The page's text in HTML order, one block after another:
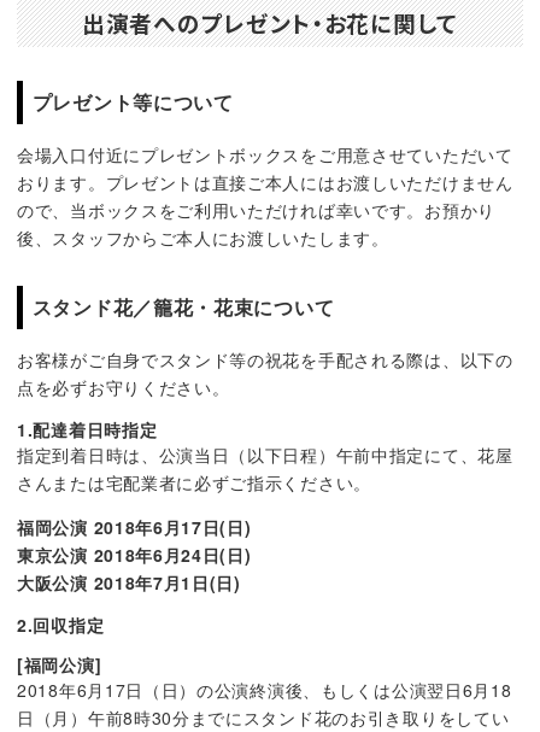
出演者へのプレゼント・お花に関して
プレゼント等について
会場入口付近にプレゼントボックスをご用意させていただいて
おります。プレゼントは直接ご本人にはお渡しいただけません
ので、当ボックスをご利用いただければ幸いです。お預かり
後、スタッフからご本人にお渡しいたします。
スタンド花／籠花・花束について
お客様がご自身でスタンド等の祝花を手配される際は、以下の
点を必ずお守りください。
1.配達着日時指定
指定到着日時は、公演当日（以下日程）午前中指定にて、花屋
さんまたは宅配業者に必ずご指示ください。
福岡公演 2018年6月17日(日)
東京公演 2018年6月24日(日)
大阪公演 2018年7月1日(日)
2.回収指定
[福岡公演]
2018年6月17日（日）の公演終演後、もしくは公演翌日6月18
日（月）午前8時30分までにスタンド花のお引き取りをしてい